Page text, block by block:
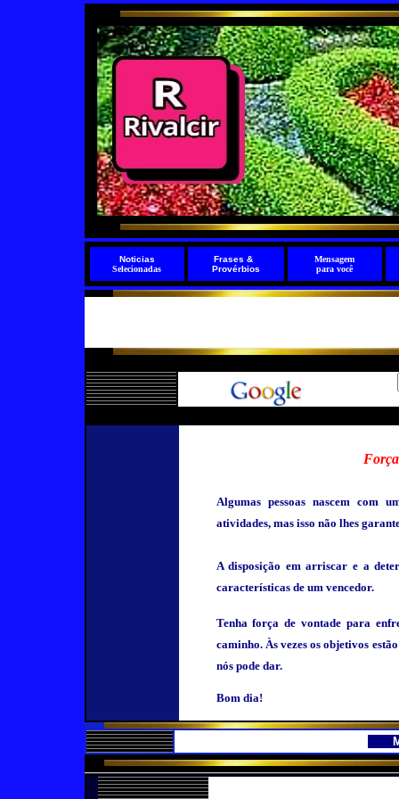
Noticias
Selecionadas
Frases &
Provérbios
Mensagem
para você
Algumas pessoas nascem com
atividades, mas isso não lhes
A disposição em arriscar e a
características de um vencedor.
Tenha força de vontade para
caminho. Às vezes os objetivos
nós pode dar.
Bom dia!